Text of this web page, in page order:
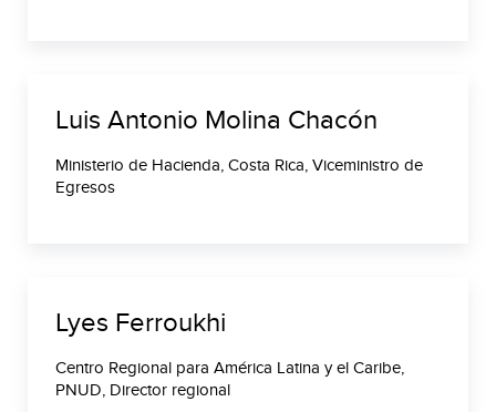
Luis Antonio Molina Chacón
Ministerio de Hacienda, Costa Rica, Viceministro de
Egresos
Lyes Ferroukhi
Centro Regional para América Latina y el Caribe,
PNUD, Director regional